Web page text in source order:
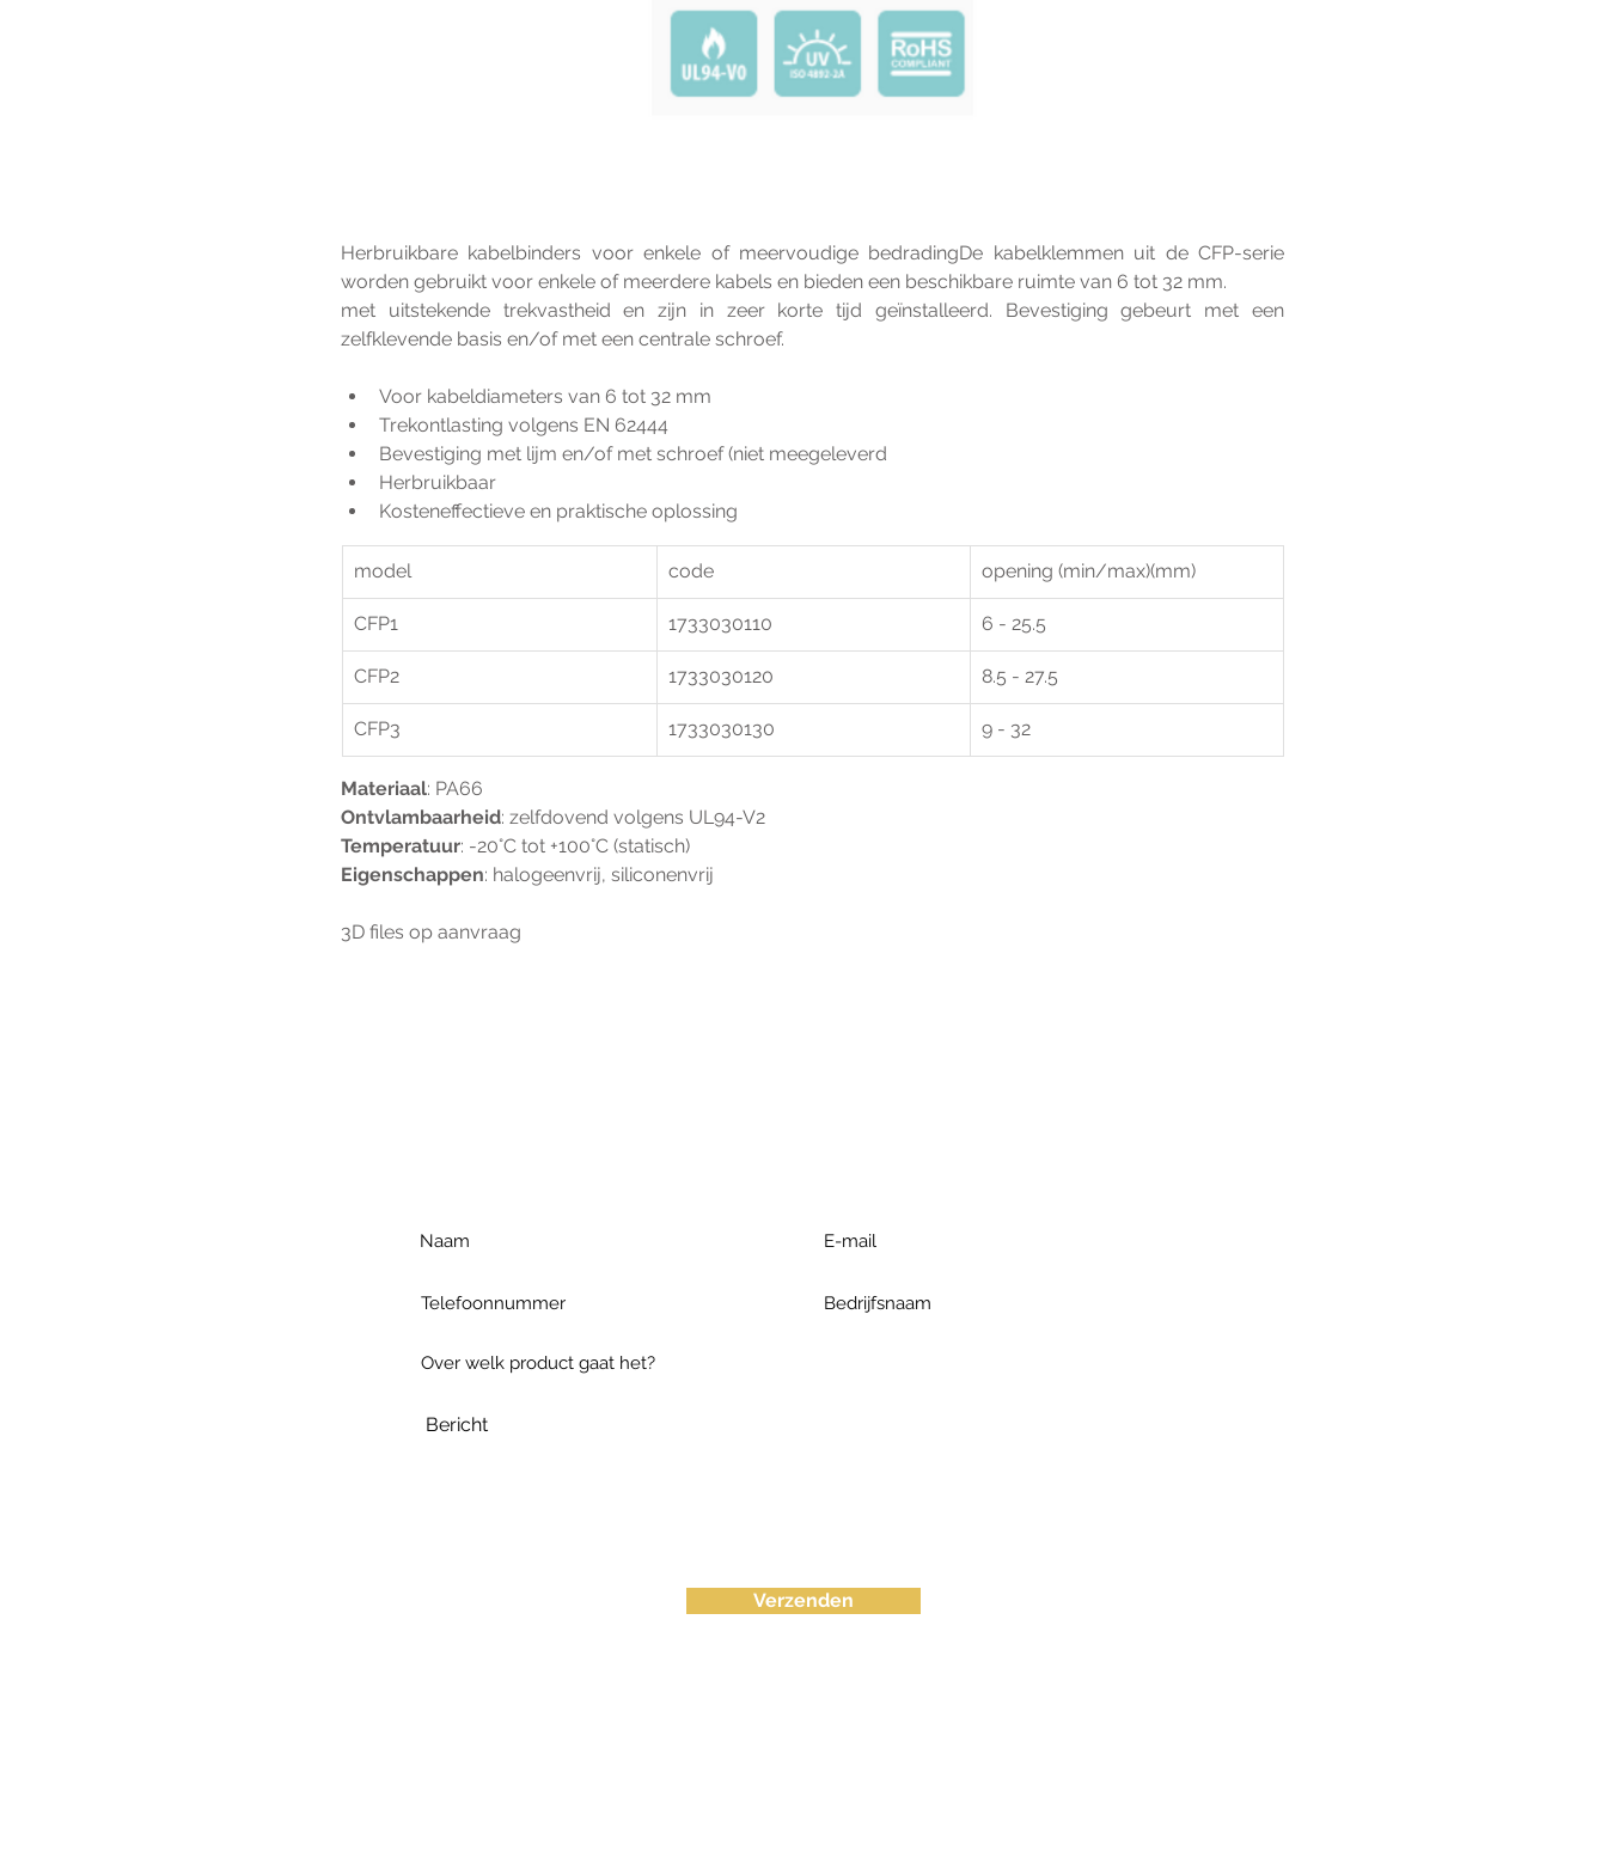
Herbruikbare kabelbinders voor enkele of meervoudige bedradingDe kabelklemmen uit de CFP-serie
worden gebruikt voor enkele of meerdere kabels en bieden een beschikbare ruimte van 6 tot 32 mm.
met uitstekende trekvastheid en zijn in zeer korte tijd geïnstalleerd. Bevestiging gebeurt met een
zelfklevende basis en/of met een centrale schroef.
Voor kabeldiameters van 6 tot 32 mm
Trekontlasting volgens EN 62444
Bevestiging met lijm en/of met schroef (niet meegeleverd
Herbruikbaar
Kosteneffectieve en praktische oplossing
model code opening (min/max)(mm)
CFP1 1733030110 6 - 25.5
CFP2 1733030120 8.5 - 27.5
CFP3 1733030130 9 - 32
Materiaal: PA66
Ontvlambaarheid: zelfdovend volgens UL94-V2
Temperatuur: -20°C tot +100°C (statisch)
Eigenschappen: halogeenvrij, siliconenvrij
3D files op aanvraag
Verzenden